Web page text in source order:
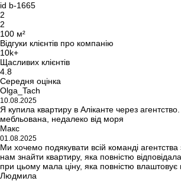
id b-1665
2
2
100 м²
Відгуки клієнтів про компанію
10k+
Щасливих клієнтів
4.8
Середня оцінка
Olga_Tach
10.08.2025
Я купила квартиру в Аліканте через
мебльована, недалеко від моря
Макс
01.08.2025
Ми хочемо подякувати всій команді
нам знайти квартиру, яка повністю
при цьому мала ціну, яка повністю влаштовує
Людмила